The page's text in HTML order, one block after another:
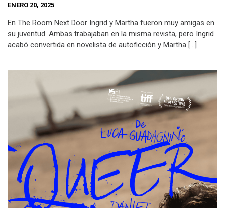
ENERO 20, 2025
En The Room Next Door Ingrid y Martha fueron muy amigas en
su juventud. Ambas trabajaban en la misma revista, pero Ingrid
acabó convertida en novelista de autoficción y Martha […]